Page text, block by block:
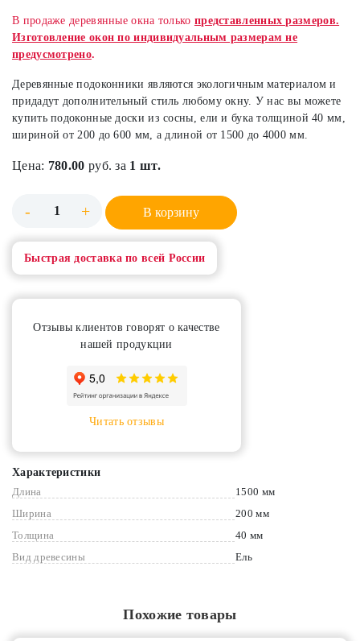
В продаже деревянные окна только представленных размеров.
Изготовление окон по индивидуальным размерам не
предусмотрено.
Деревянные подоконники являются экологичным материалом и
придадут дополнительный стиль любому окну. У нас вы можете
купить подоконные доски из сосны, ели и бука толщиной 40 мм,
шириной от 200 до 600 мм, а длиной от 1500 до 4000 мм.
Цена: 780.00 руб. за 1 шт.
- + В корзину
Быстрая доставка по всей России
Отзывы клиентов говорят о качестве
нашей продукции
Читать отзывы
Характеристики
Длина
1500 мм
Ширина
200 мм
Толщина
40 мм
Вид древесины
Ель
Похожие товары